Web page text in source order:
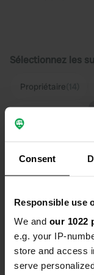
Consent
Responsible use
We and our 1022
e.g. your IP-
store and access
serve
Sélectionnez les
Propriétaire
Feu de camp
r reedorf
Il y a 1
Quelle
personnes